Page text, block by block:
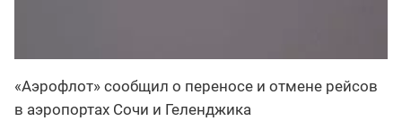
«Аэрофлот» сообщил о переносе и отмене рейсов
в аэропортах Сочи и Геленджика